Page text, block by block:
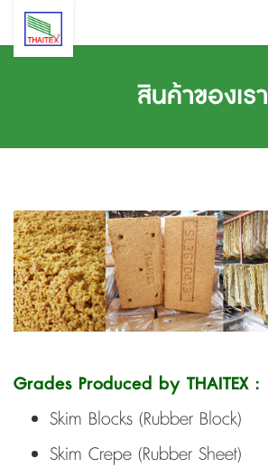
สินค้าของเรา
Grades Produced by THAITEX :
Skim Blocks (Rubber Block)
Skim Crepe (Rubber Sheet)